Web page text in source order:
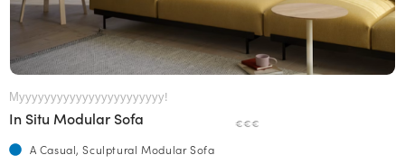
Мууууууууууууууууууууууу!
In Situ Modular Sofa €€€
A Casual, Sculptural Modular Sofa